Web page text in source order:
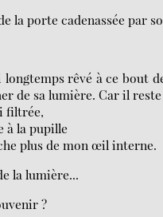
la porte cadenassée par
longtemps rêvé à ce bout
de sa lumière. Car il
filtrée,
à la pupille
plus de mon œil interne.
la lumière...
?